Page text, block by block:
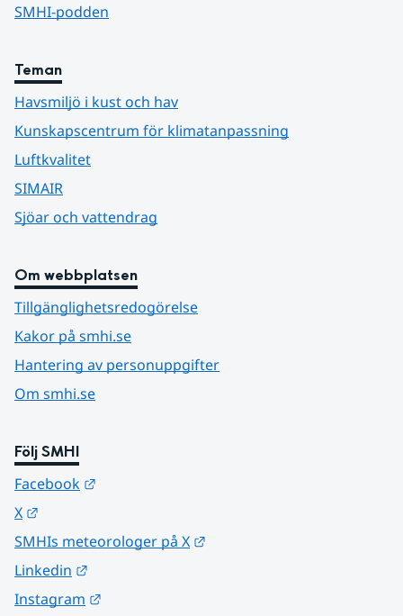
SMHI-podden
Teman
Havsmiljö i kust och hav
Kunskapscentrum för klimatanpassning
Luftkvalitet
SIMAIR
Sjöar och vattendrag
Om webbplatsen
Tillgänglighetsredogörelse
Kakor på smhi.se
Hantering av personuppgifter
Om smhi.se
Följ SMHI
Facebook
X
SMHIs meteorologer på X
Linkedin
Instagram